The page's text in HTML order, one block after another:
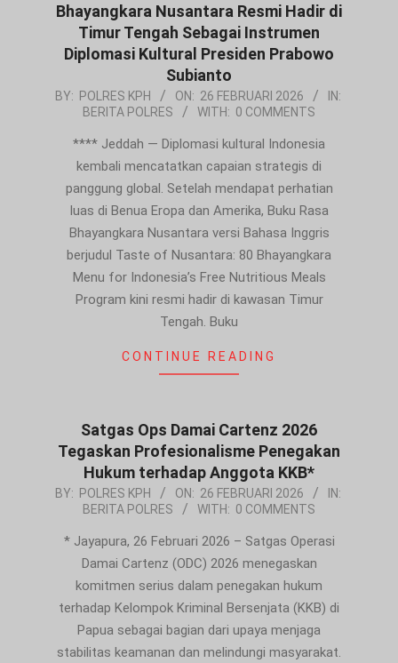
Bhayangkara Nusantara Resmi Hadir di
Timur Tengah Sebagai Instrumen
Diplomasi Kultural Presiden Prabowo
Subianto
2026-
BY: POLRES KPH ON: 26 FEBRUARI 2026
IN:
BERITA POLRES
WITH: 0 COMMENTS
**** Jeddah — Diplomasi kultural Indonesia
kembali mencatatkan capaian strategis di
panggung global. Setelah mendapat perhatian
luas di Benua Eropa dan Amerika, Buku Rasa
Bhayangkara Nusantara versi Bahasa Inggris
berjudul Taste of Nusantara: 80 Bhayangkara
Menu for Indonesia’s Free Nutritious Meals
Program kini resmi hadir di kawasan Timur
Tengah. Buku
CONTINUE READING
Satgas Ops Damai Cartenz 2026
Tegaskan Profesionalisme Penegakan
Hukum terhadap Anggota KKB*
2026-
26
BY: POLRES KPH ON: 26 FEBRUARI 2026
IN:
BERITA POLRES
WITH: 0 COMMENTS
* Jayapura, 26 Februari 2026 – Satgas Operasi
Damai Cartenz (ODC) 2026 menegaskan
komitmen serius dalam penegakan hukum
terhadap Kelompok Kriminal Bersenjata (KKB) di
Papua sebagai bagian dari upaya menjaga
stabilitas keamanan dan melindungi masyarakat.